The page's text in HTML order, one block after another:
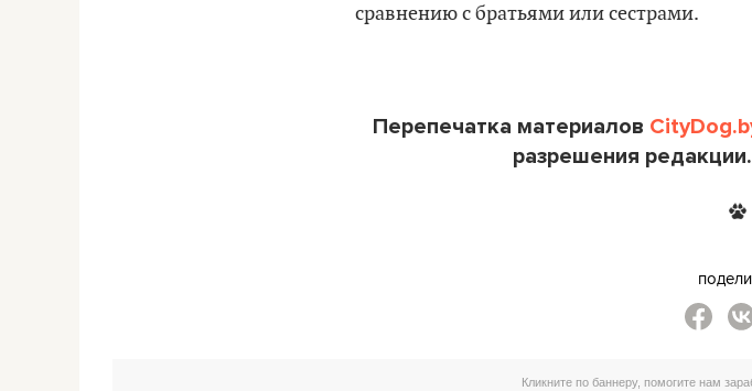
сравнению с братьями или сестрами.
Перепечатка материалов
разрешения